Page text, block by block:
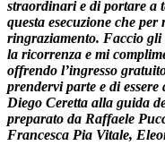
straordinari e di portare a
questa esecuzione che per
ringraziamento. Faccio gli
la ricorrenza e mi
offrendo l’ingresso
prendervi parte e di
Diego Ceretta alla guida
preparato da Raffaele
Francesca Pia Vitale,